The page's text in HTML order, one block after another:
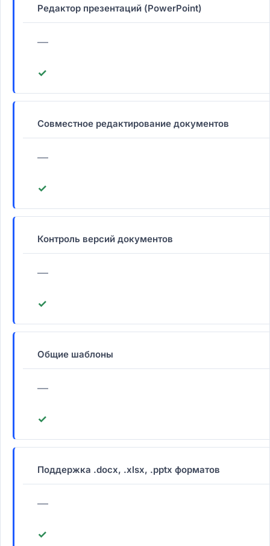
Редактор презентаций (PowerPoint)
—
✓
Совместное редактирование документов
—
✓
Контроль версий документов
—
✓
Общие шаблоны
—
✓
Поддержка .docx, .xlsx, .pptx форматов
—
✓